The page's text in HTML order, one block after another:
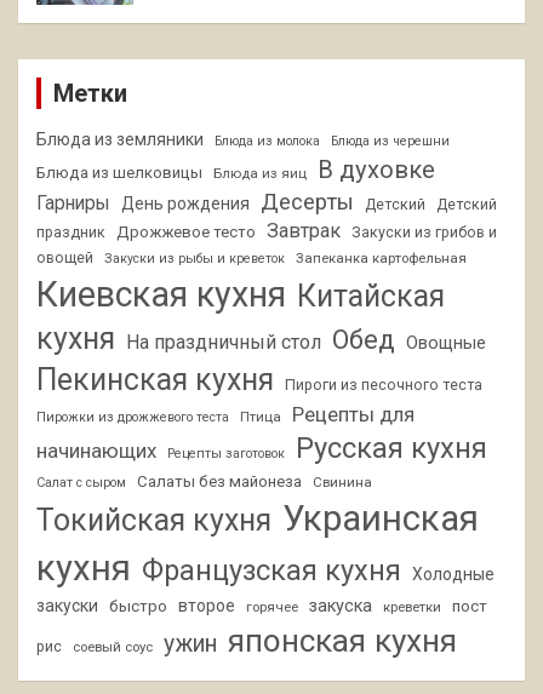
Метки
Блюда из земляники Блюда из молока Блюда из черешни
Блюда из шелковицы Блюда из яиц В духовке
Гарниры День рождения Десерты Детский
Детский
праздник
Дрожжевое тесто Завтрак
Закуски из грибов и
овощей
Закуски из рыбы и креветок Запеканка картофельная
Киевская кухня Китайская
кухня На праздничный стол Обед Овощные
Пекинская кухня Пироги из песочного теста
Пирожки из дрожжевого теста Птица
Рецепты для
начинающих
Рецепты заготовок Русская кухня
Салат с сыром Салаты без майонеза Свинина
Токийская кухня Украинская
кухня Французская кухня
Холодные
закуски
быстро второе горячее закуска креветки пост
рис соевый соус ужин японская кухня